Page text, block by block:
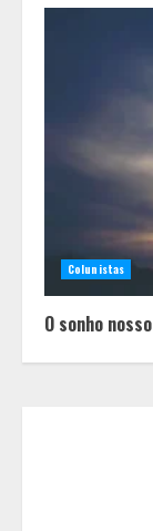
Colunistas
O sonho